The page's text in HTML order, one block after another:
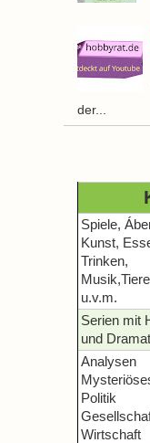
der...
Spiele,
Kunst,
Trinken,
u.v.m.
Serien mit
und
Analysen
Politik
Wirtschaft